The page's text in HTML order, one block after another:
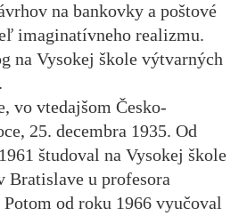
na bankovky a poštové
imaginatívneho realizmu.
na Vysokej škole výtvarných
vo vtedajšom Česko-
25. decembra 1935. Od
študoval na Vysokej škole
Bratislave u profesora
od roku 1966 vyučoval